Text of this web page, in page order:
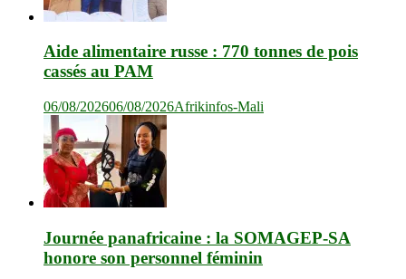
Aide alimentaire russe : 770 tonnes de pois
cassés au PAM
06/08/202606/08/2026Afrikinfos-Mali
Journée panafricaine : la SOMAGEP-SA
honore son personnel féminin